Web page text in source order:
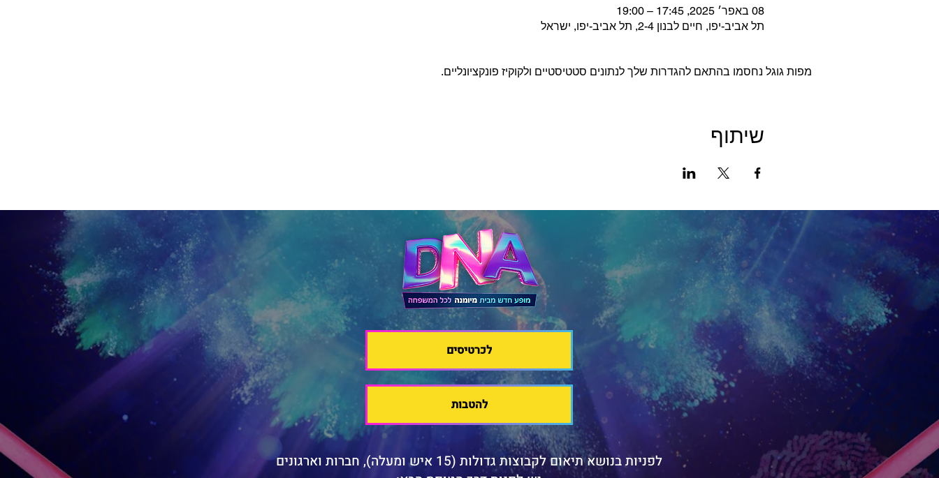
08 באפר׳ 2025, 17:45 – 19:00
תל אביב-יפו, חיים לבנון 2-4, תל אביב-יפו, ישראל
מפות גוגל נחסמו בהתאם להגדרות שלך לנתונים סטטיסטיים ולקוקיז פונקציונליים.
שיתוף
לכרטיסים
להטבות
לפניות בנושא תיאום לקבוצות גדולות (15 איש ומעלה), חברות וארגונים